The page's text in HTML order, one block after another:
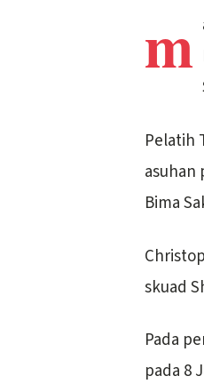
m
Pelatih
asuhan
Bima
skuad
Pada
pada 8